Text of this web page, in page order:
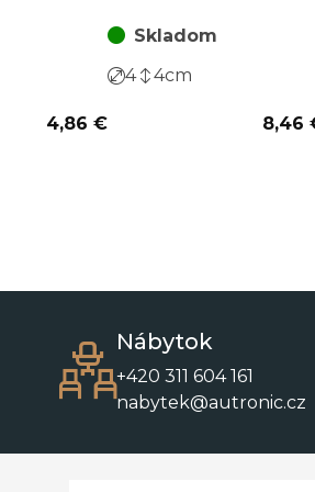
4,86 €
Skladom
4
4cm
8,46
Nábytok
+420 311 604 161
nabytek@autronic.cz